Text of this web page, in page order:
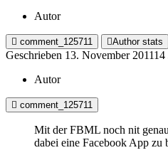
Autor
comment_125711 Author stats
Geschrieben 13. November 201114
Autor
comment_125711
Mit der FBML noch nit
dabei eine Facebook App zu